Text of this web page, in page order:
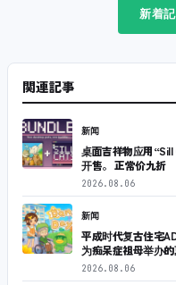
新着
関連記事
新闻
桌面吉祥物应用
开售。 正常价九折
2026.08.06
新闻
平成时代复古住宅
为痴呆症祖母举办
2026.08.06